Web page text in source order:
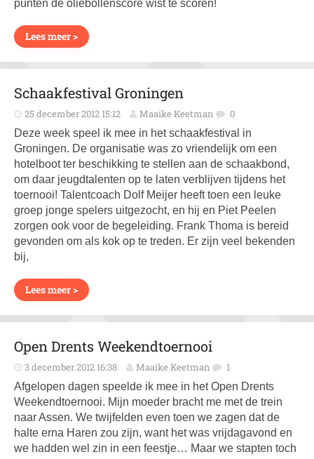
punten de oliebollenscore wist te scoren!
Lees meer >
Schaakfestival Groningen
25 december 2012 15:12 Maaike Keetman 0
Deze week speel ik mee in het schaakfestival in
Groningen. De organisatie was zo vriendelijk om een
hotelboot ter beschikking te stellen aan de schaakbond,
om daar jeugdtalenten op te laten verblijven tijdens het
toernooi! Talentcoach Dolf Meijer heeft toen een leuke
groep jonge spelers uitgezocht, en hij en Piet Peelen
zorgen ook voor de begeleiding. Frank Thoma is bereid
gevonden om als kok op te treden. Er zijn veel bekenden
bij,
Lees meer >
Open Drents Weekendtoernooi
3 december 2012 16:38 Maaike Keetman 1
Afgelopen dagen speelde ik mee in het Open Drents
Weekendtoernooi. Mijn moeder bracht me met de trein
naar Assen. We twijfelden even toen we zagen dat de
halte erna Haren zou zijn, want het was vrijdagavond en
we hadden wel zin in een feestje… Maar we stapten toch